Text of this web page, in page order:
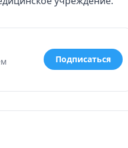
Подписаться